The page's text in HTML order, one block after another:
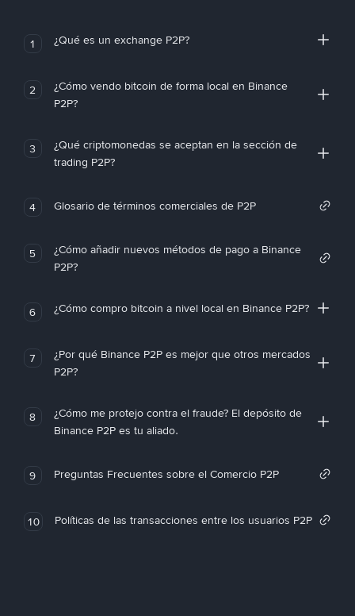
1 ¿Qué es un exchange P2P?
2
¿Cómo vendo bitcoin de forma local en Binance
P2P?
3
¿Qué criptomonedas se aceptan en la sección de
trading P2P?
4 Glosario de términos comerciales de P2P
5
¿Cómo añadir nuevos métodos de pago a Binance
P2P?
6 ¿Cómo compro bitcoin a nivel local en Binance P2P?
7
¿Por qué Binance P2P es mejor que otros mercados
P2P?
8
¿Cómo me protejo contra el fraude? El depósito de
Binance P2P es tu aliado.
9 Preguntas Frecuentes sobre el Comercio P2P
10 Políticas de las transacciones entre los usuarios P2P